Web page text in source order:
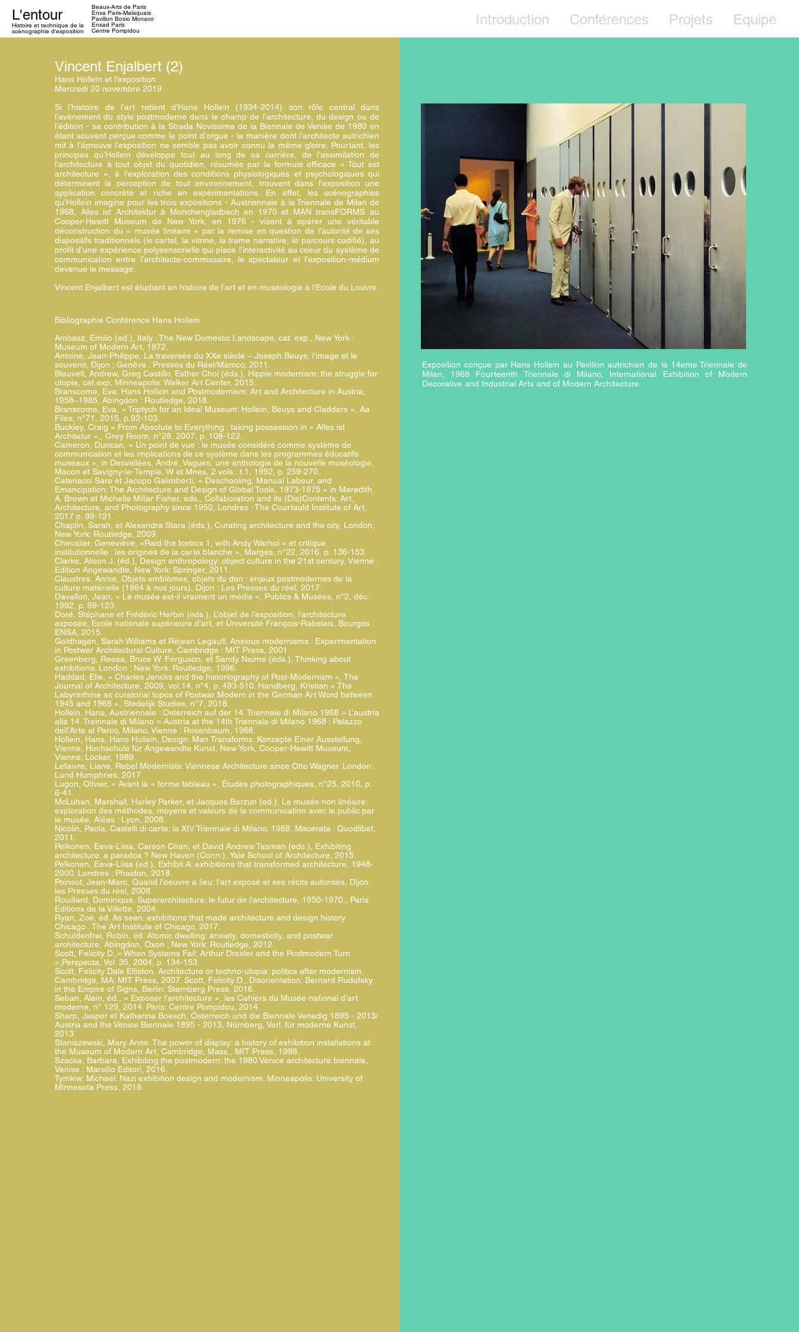
Histoire et technique de la
scénographie d'exposition
Beaux-Arts de Paris
Ensa Paris-Malaquais
Pavillon Bosio Monaco
Ensad Paris
Centre Pompidou
L'entour Introduction Conférences Projets Equipe
Exposition conçue par Hans Hollein au Pavillon autrichien de la 14eme Triennale de
Milan, 1968 Fourteenth Triennale di Milano, International Exhibition of Modern
Decorative and Industrial Arts and of Modern Architecture.
Vincent Enjalbert (2)
Hans Hollein et l’exposition
Mercredi 20 novembre 2019
Si l’histoire de l’art retient d’Hans Hollein (1934-2014) son rôle central dans
l’avènement du style postmoderne dans le champ de l’architecture, du design ou de
l’édition - sa contribution à la Strada Novissima de la Biennale de Venise de 1980 en
étant souvent perçue comme le point d’orgue - la manière dont l’architecte autrichien
mit à l’épreuve l’exposition ne semble pas avoir connu la même gloire. Pourtant, les
principes qu’Hollein développe tout au long de sa carrière, de l’assimilation de
l’architecture à tout objet du quotidien, résumée par la formule efficace « Tout est
architecture », à l’exploration des conditions physiologiques et psychologiques qui
déterminent la perception de tout environnement, trouvent dans l’exposition une
application concrète et riche en expérimentations. En effet, les scénographies
qu’Hollein imagine pour les trois expositions - Austriennale à la Triennale de Milan de
1968, Alles ist Architektur à Monchengladbach en 1970 et MAN transFORMS au
Cooper-Hewitt Museum de New York, en 1976 - visent à opérer une véritable
déconstruction du « musée linéaire » par la remise en question de l’autorité de ses
dispositifs traditionnels (le cartel, la vitrine, la trame narrative, le parcours codifié), au
profit d’une expérience polysensorielle qui place l’interactivité au coeur du système de
communication entre l’architecte-commissaire, le spectateur et l’exposition-médium
devenue le message.
Vincent Enjalbert est étudiant en histoire de l’art et en muséologie à l’Ecole du Louvre
Bibliographie Conférence Hans Hollein
Ambasz, Emilio (ed.), Italy : The New Domestic Landscape, cat. exp., New York :
Museum of Modern Art, 1972.
Antoine, Jean-Philippe, La traversée du XXe siècle – Joseph Beuys, l'image et le
souvenir, Dijon ; Genève : Presses du Réel/Mamco, 2011.
Blauvelt, Andrew, Greg Castillo, Esther Choi (éds.), Hippie modernism: the struggle for
utopia, cat.exp, Minneapolis: Walker Art Center, 2015.
Branscome, Eva, Hans Hollein and Postmodernism: Art and Architecture in Austria,
1958–1985, Abingdon : Routledge, 2018.
Branscome, Eva, « Triptych for an Ideal Museum: Hollein, Beuys and Cladders », Aa
Files, n°71, 2015, p.92-103.
Buckley, Craig « From Absolute to Everything : taking possession in « Alles ist
Architetur »,, Grey Room, n°28, 2007, p. 108-122.
Cameron, Duncan, « Un point de vue : le musée considéré comme système de
communication et les implications de ce système dans les programmes éducatifs
museaux », in Desvallées, André, Vagues, une anthologie de la nouvelle muséologie,
Macon et Savigny-le-Temple, W et Mnes, 2 vols.: t.1, 1992, p. 259-270.
Catenacci Sara et Jacopo Galimberti, « Deschooling, Manual Labour, and
Emancipation: The Architecture and Design of Global Tools, 1973-1975 » in Meredith
A. Brown et Michelle Millar Fisher, eds., Collaboration and its (Dis)Contents: Art,
Architecture, and Photography since 1950, Londres : The Courtauld Institute of Art,
2017 p. 99-121.
Chaplin, Sarah, et Alexandra Stara (éds.), Curating architecture and the city, London,
New York: Routledge, 2009.
Chevalier, Geneviève, «Raid the Icebox 1, with Andy Warhol » et critique
institutionnelle : les origines de la carte blanche », Marges, n°22, 2016, p. 136-153.
Clarke, Alison J. (éd.), Design anthropology: object culture in the 21st century, Vienne :
Edition Angewandte, New York: Springer, 2011.
Claustres, Annie, Objets emblèmes, objets du don : enjeux postmodernes de la
culture matérielle (1964 à nos jours), Dijon : Les Presses du réel, 2017.
Davallon, Jean, « Le musée est-il vraiment un média », Publics & Musées, n°2, déc.
1992, p. 99-123.
Doré, Stéphane et Frédéric Herbin (eds.), L’objet de l’exposition, l’architecture
exposée, Ecole nationale supérieure d’art, et Université François-Rabelais, Bourges :
ENSA, 2015.
Goldhagen, Sarah Williams et Réjean Legault, Anxious modernisms : Experimentation
in Postwar Architectural Culture, Cambridge : MIT Press, 2001.
Greenberg, Reesa, Bruce W. Ferguson, et Sandy Nairne (éds.), Thinking about
exhibitions. London ; New York: Routledge, 1996.
Haddad, Elie, « Charles Jencks and the historiography of Post-Modernism », The
Journal of Architecture, 2009, vol.14, n°4, p. 493-510. Handberg, Kristian « The
Labyrinthine as curatorial topos of Postwar Modern in the German Art Word between
1945 and 1968 », Stedelijk Studies, n°7, 2018.
Hollein, Hans, Austriennale : Osterreich auf der 14. Triennale di Milano 1968 = L’austria
alla 14. Treinnale di Milano = Austria at the 14th Triennale di Milano 1968 : Palazzo
dell’Arte al Parco, Milano, Vienne : Rosenbaum, 1968.
Hollein, Hans, Hans Hollein, Design: Man Transforms: Konzepte Einer Ausstellung,
Vienne, Hochschule für Angewandte Kunst, New York, Cooper-Hewitt Museum,
Vienne: Löcker, 1989.
Lefaivre, Liane, Rebel Modernists: Viennese Architecture since Otto Wagner. London:
Lund Humphries, 2017.
Lugon, Olivier, « Avant la « forme tableau », Études photographiques, n°25, 2010, p.
6-41.
McLuhan, Marshall, Harley Parker, et Jacques Barzun (ed.), Le musée non linéaire:
exploration des méthodes, moyens et valeurs de la communication avec le public par
le musée, Aléas : Lyon, 2008.
Nicolin, Paola, Castelli di carte: la XIV Triennale di Milano, 1968, Macerata : Quodlibet,
2011.
Pelkonen, Eeva-Liisa, Carson Chan, et David Andrew Tasman (eds.), Exhibiting
architecture: a paradox ? New Haven (Conn.), Yale School of Architecture, 2015.
Pelkonen, Eeva-Liisa (ed.), Exhibit A: exhibitions that transformed architecture, 1948-
2000. Londres : Phaidon, 2018.
Poinsot, Jean-Marc, Quand l’oeuvre a lieu: l’art exposé et ses récits autorisés, Dijon:
les Presses du réel, 2008.
Rouillard, Dominique. Superarchitecture: le futur de l’architecture, 1950-1970., Paris:
Editions de la Villette, 2004.
Ryan, Zoë, éd. As seen: exhibitions that made architecture and design history.
Chicago : The Art Institute of Chicago, 2017.
Schuldenfrei, Robin, éd. Atomic dwelling: anxiety, domesticity, and postwar
architecture, Abingdon, Oxon ; New York: Routledge, 2012.
Scott, Felicity D.,« When Systems Fail: Arthur Drexler and the Postmodern Turn
»,Perspecta, Vol. 35, 2004, p. 134-153.
Scott, Felicity Dale Elliston, Architecture or techno-utopia: politics after modernism,
Cambridge, MA: MIT Press, 2007. Scott, Felicity D., Disorientation: Bernard Rudofsky
in the Empire of Signs, Berlin: Sternberg Press, 2016.
Seban, Alain, éd., « Exposer l’architecture », les Cahiers du Musée national d’art
moderne, n° 129, 2014. Paris: Centre Pompidou, 2014.
Sharp, Jasper et Katharina Boesch, Österreich und die Biennale Venedig 1895 - 2013/
Austria and the Venice Biennale 1895 - 2013, Nürnberg, Verl. für moderne Kunst,
2013.
Staniszewski, Mary Anne. The power of display: a history of exhibition installations at
the Museum of Modern Art, Cambridge, Mass., MIT Press, 1998.
Szacka, Barbara, Exhibiting the postmodern: the 1980 Venice architecture biennale,
Venise : Marsilio Editori, 2016.
Tymkiw, Michael. Nazi exhibition design and modernism. Minneapolis: University of
Minnesota Press, 2018.